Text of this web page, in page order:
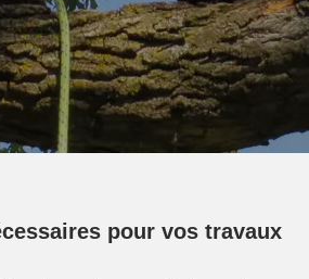
pour vos travaux